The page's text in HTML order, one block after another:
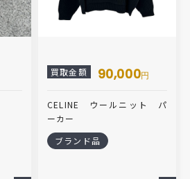
買取金額 90,000円
CELINE ウールニット パ
ーカー
ブランド品